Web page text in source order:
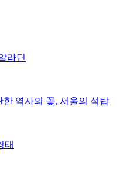
라딘
역사의 꽃, 서울의 석탑
태